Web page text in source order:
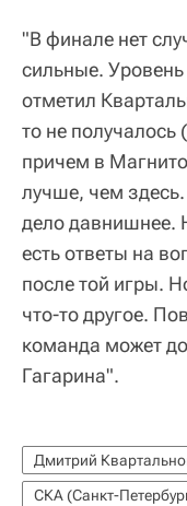
"В финале нет
сильные.
отметил
то не получалось
причем в
лучше, чем
дело давнишнее.
есть ответы на
после той игры.
что-то другое.
команда может
Гагарина".
Дмитрий
СКА (Санкт-